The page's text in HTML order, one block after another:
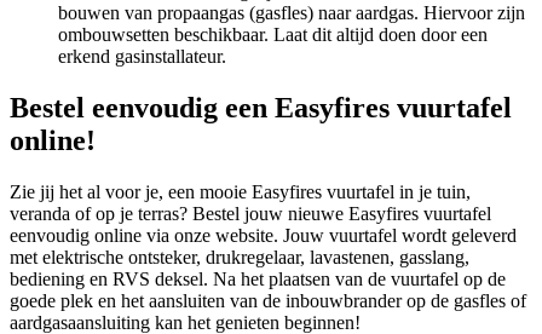
bouwen van propaangas (gasfles) naar aardgas. Hiervoor zijn
ombouwsetten beschikbaar. Laat dit altijd doen door een
erkend gasinstallateur.
Bestel eenvoudig een Easyfires vuurtafel
online!
Zie jij het al voor je, een mooie Easyfires vuurtafel in je tuin,
veranda of op je terras? Bestel jouw nieuwe Easyfires vuurtafel
eenvoudig online via onze website. Jouw vuurtafel wordt geleverd
met elektrische ontsteker, drukregelaar, lavastenen, gasslang,
bediening en RVS deksel. Na het plaatsen van de vuurtafel op de
goede plek en het aansluiten van de inbouwbrander op de gasfles of
aardgasaansluiting kan het genieten beginnen!